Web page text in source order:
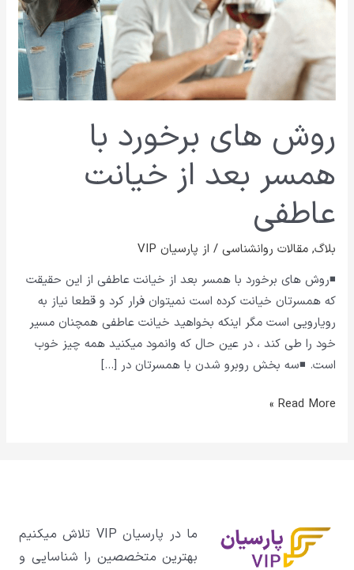
روش های برخورد با
همسر بعد از خیانت
عاطفی
بلاگ,مقالات روانشناسی / از پارسیان VIP
◾روش های برخورد با همسر بعد از خیانت عاطفی از این حقیقت
که همسرتان خیانت کرده است نمیتوان فرار کرد و قطعا نیاز به
رویارویی است مگر اینکه بخواهید خیانت عاطفی همچنان مسیر
خود را طی کند ، در عین حال که وانمود میکنید همه چیز خوب
است. ◾سه بخش روبرو شدن با همسرتان در […]
خیانت
Read More »
ما در پارسیان VIP تلاش میکنیم
بهترین متخصصین را شناسایی و